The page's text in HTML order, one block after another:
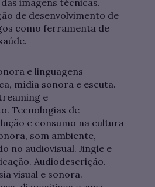
imagens técnicas.
de desenvolvimento de
como ferramenta de
e linguagens
mídia sonora e escuta.
e
Tecnologias de
e consumo na cultura
som ambiente,
no audiovisual. Jingle e
Audiodescrição.
visual e sonora.